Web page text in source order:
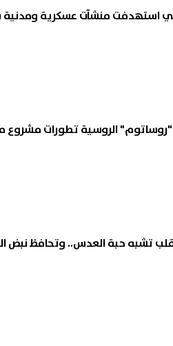
استهدفت منشآت عسكرية ومدنية
"روساتوم" الروسية تطورات مشروع
تشبه حبة العدس.. وتحافظ نبض